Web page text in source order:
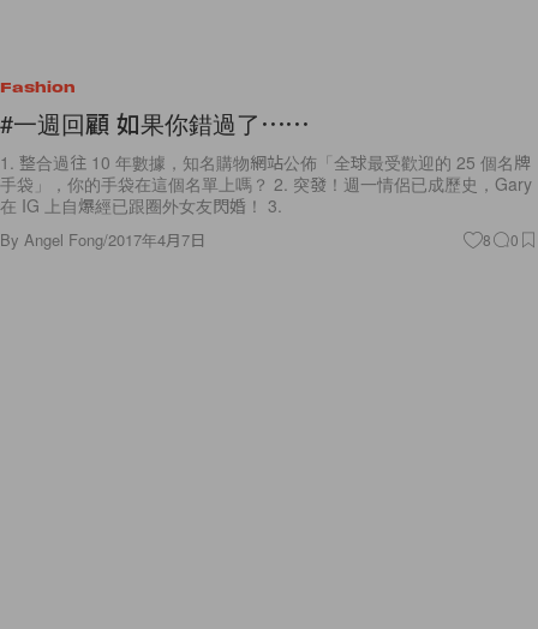
Fashion
#一週回顧 如果你錯過了⋯⋯
1. 整合過往 10 年數據，知名購物網站公佈「全球最受歡迎的 25 個名牌
手袋」，你的手袋在這個名單上嗎？ 2. 突發！週一情侶已成歷史，Gary
在 IG 上自爆經已跟圈外女友閃婚！ 3.
By Angel Fong/2017年4月7日 8 0